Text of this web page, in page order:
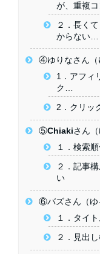
が、重複
２．長く
からない…
④ゆりなさん（
1．アフィ
ク…
2．クリッ
⑤Chiakiさん（
１．検索
２．記事
い
⑥バズさん（ゆ
１．タイ
２．見出